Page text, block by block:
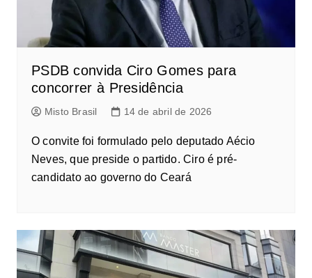
PSDB convida Ciro Gomes para
concorrer à Presidência
Misto Brasil 14 de abril de 2026
O convite foi formulado pelo deputado Aécio
Neves, que preside o partido. Ciro é pré-
candidato ao governo do Ceará